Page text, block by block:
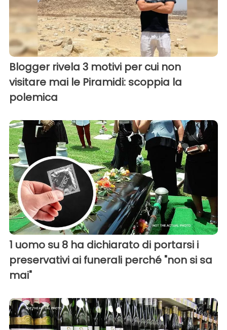
Blogger rivela 3 motivi per cui non
visitare mai le Piramidi: scoppia la
polemica
1 uomo su 8 ha dichiarato di portarsi i
preservativi ai funerali perché "non si sa
mai"